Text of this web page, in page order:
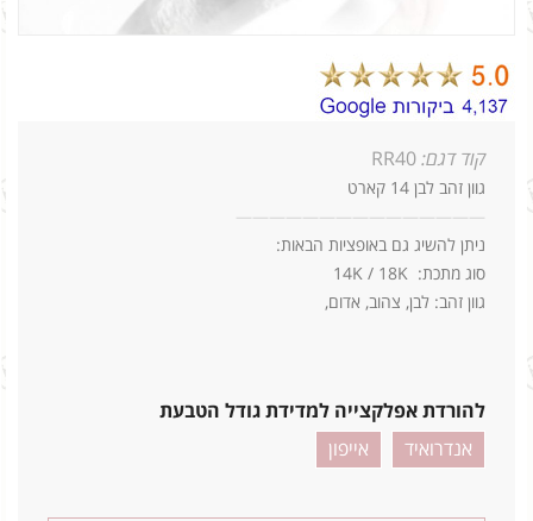
קוד דגם: RR40
גוון זהב לבן 14 קארט
—
—
—
—
—
—
—
—
—
—
—
—
—
—
—
ניתן להשיג גם באופציות הבאות:
סוג מתכת: 14K / 18K
גוון זהב: לבן, צהוב, אדום,
להורדת אפלקצייה למדידת גודל הטבעת
אנדרואיד
אייפון